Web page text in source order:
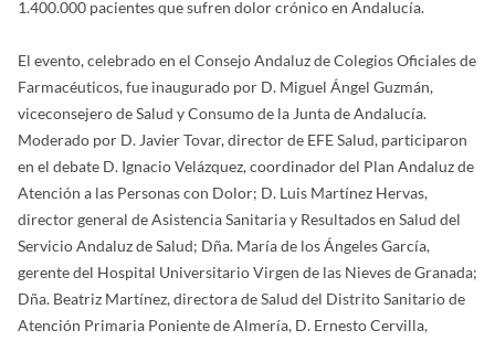
1.400.000 pacientes que sufren dolor crónico en Andalucía.
El evento, celebrado en el Consejo Andaluz de Colegios Oficiales de
Farmacéuticos, fue inaugurado por D. Miguel Ángel Guzmán,
viceconsejero de Salud y Consumo de la Junta de Andalucía.
Moderado por D. Javier Tovar, director de EFE Salud, participaron
en el debate D. Ignacio Velázquez, coordinador del Plan Andaluz de
Atención a las Personas con Dolor; D. Luis Martínez Hervas,
director general de Asistencia Sanitaria y Resultados en Salud del
Servicio Andaluz de Salud; Dña. María de los Ángeles García,
gerente del Hospital Universitario Virgen de las Nieves de Granada;
Dña. Beatriz Martínez, directora de Salud del Distrito Sanitario de
Atención Primaria Poniente de Almería, D. Ernesto Cervilla,